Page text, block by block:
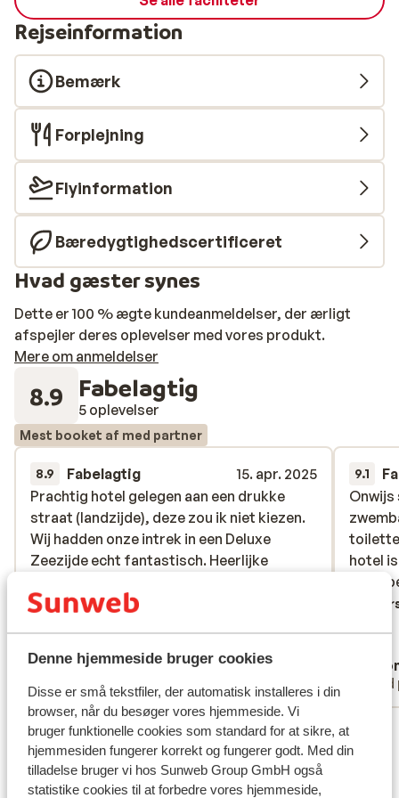
Denne hjemmeside bruger cookies
Disse er små tekstfiler, der automatisk installeres i din
browser, når du besøger vores hjemmeside. Vi
bruger funktionelle cookies som standard for at sikre, at
hjemmesiden fungerer korrekt og fungerer godt. Med din
tilladelse bruger vi hos Sunweb Group GmbH også
statistike cookies til at forbedre vores hjemmeside,
Rejseinformation
Bemærk
Forplejning
Flyinformation
Bæredygtighedscertificeret
Hvad gæster synes
Dette er 100 % ægte kundeanmeldelser, der ærligt
afspejler deres oplevelser med vores produkt.
Mere om anmeldelser
8.9 Fabelagtig
5 oplevelser
Mest booket af med partner
8.9 Fabelagtig
15. apr. 2025
Prachtig hotel gelegen aan een drukke
straat (landzijde), deze zou ik niet kiezen.
Wij hadden onze intrek in een Deluxe
Zeezijde echt fantastisch. Heerlijke
zwembad en strandje. En in de buurt fijne
Prachtig hotel gelegen aan een drukke
straat (landzijde), deze zou ik niet kiezen.
Wij hadden onze intrek in een Deluxe
Zeezijde echt fantastisch. Heerlijke
zwembad en strandje. En in de buurt fijne
Brenda
Med partner
9.1
Onwijs
hotel
meer
Onwijs
hotel
meer
Se alle 5 anmeldelser
Lokation